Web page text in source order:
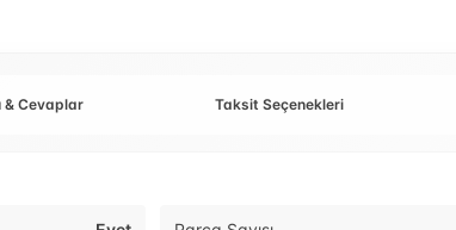
& Cevaplar Taksit Seçenekleri